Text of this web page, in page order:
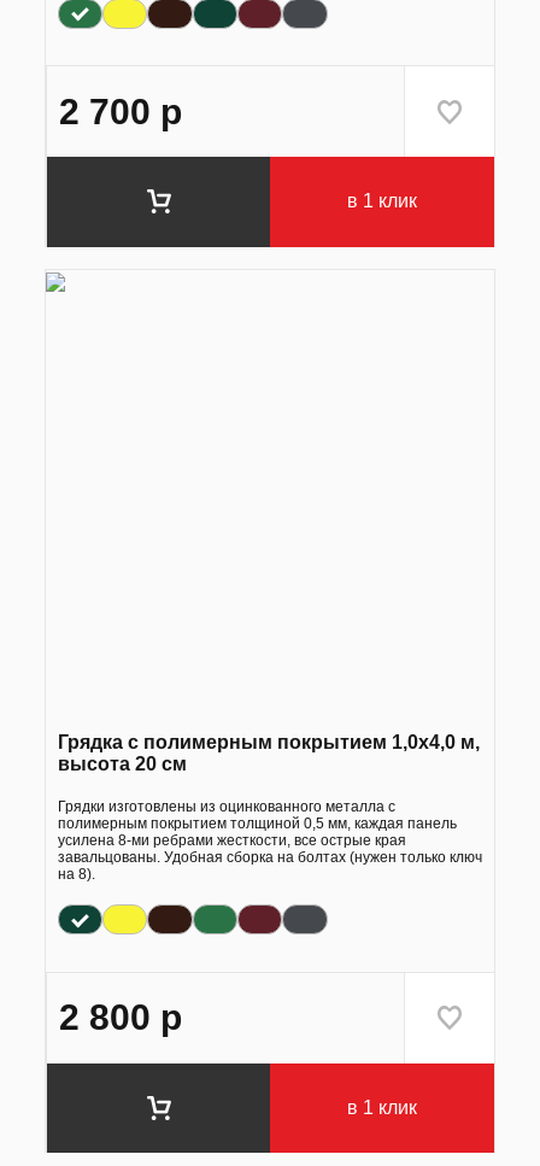
2 700 р
в 1 клик
Грядка с полимерным покрытием 1,0х4,0 м,
высота 20 см
Грядки изготовлены из оцинкованного металла с
полимерным покрытием толщиной 0,5 мм, каждая панель
усилена 8-ми ребрами жесткости, все острые края
завальцованы. Удобная сборка на болтах (нужен только ключ
на 8).
2 800 р
в 1 клик